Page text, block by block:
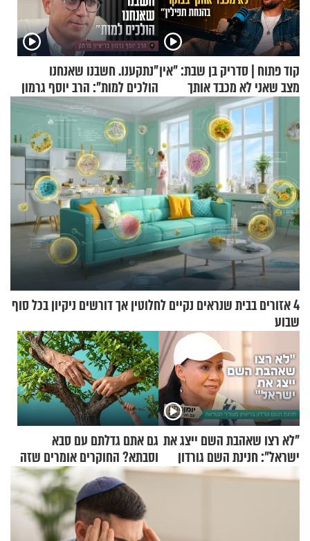
קוד פתוח | סדריק בן שבת: "אין
מצב שאני לא מכבד אותך
בבוקר בהנחת תפילין"
"נתקענו. חשבנו שאנחנו
הולכים למות": הרב יוסף גרמון
בריאיון מרתק
4 אזורים בבית שנראים נקיים לחלוטין אך דורשים ניקיון בכל סוף
שבוע
"לא רצו שאהבת השם ייצג את
ישראל": חנינת השם גורדון
בריאיון מעורר השראה
גם אתם גדלתם עם סבא
וסבתא? החוקרים אומרים שזה
מתכון מנצח